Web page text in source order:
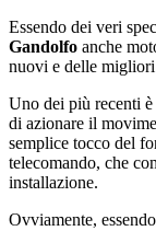
Essendo dei veri
Gandolfo anche
nuovi e delle migliori
Uno dei più recenti
di azionare il
semplice tocco del
telecomando, che
installazione.
Ovviamente,